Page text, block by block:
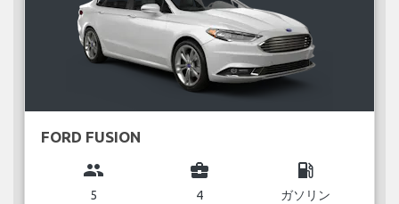
FORD FUSION
group
5
business_center
4
local_gas_station
ガソリン